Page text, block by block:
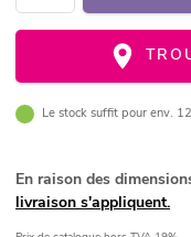
Le stock suffit pour env.
En raison des
livraison s'appliquent.